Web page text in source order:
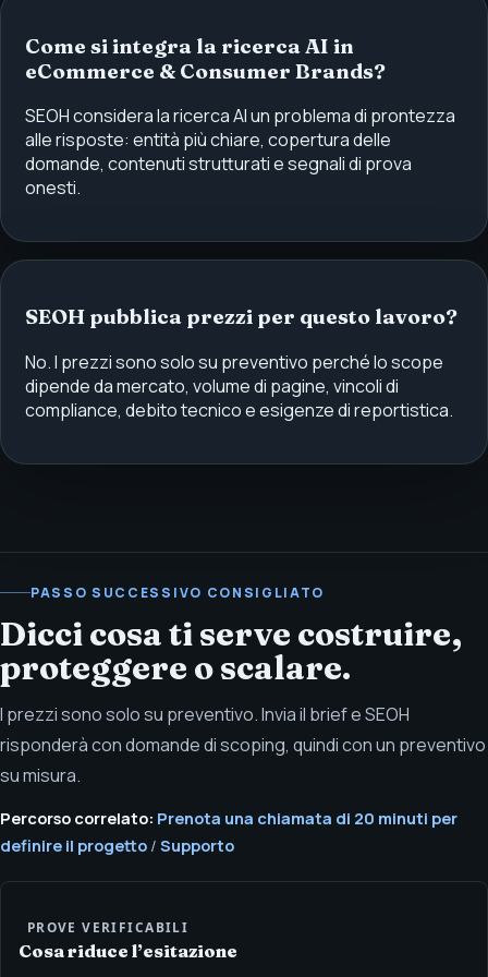
Come si integra la ricerca AI in
eCommerce & Consumer Brands?
SEOH considera la ricerca AI un problema di prontezza
alle risposte: entità più chiare, copertura delle
domande, contenuti strutturati e segnali di prova
onesti.
SEOH pubblica prezzi per questo lavoro?
No. I prezzi sono solo su preventivo perché lo scope
dipende da mercato, volume di pagine, vincoli di
compliance, debito tecnico e esigenze di reportistica.
PASSO SUCCESSIVO CONSIGLIATO
Dicci cosa ti serve costruire,
proteggere o scalare.
I prezzi sono solo su preventivo. Invia il brief e SEOH
risponderà con domande di scoping, quindi con un preventivo
su misura.
Percorso correlato: Prenota una chiamata di 20 minuti per
definire il progetto / Supporto
PROVE VERIFICABILI
Cosa riduce l’esitazione